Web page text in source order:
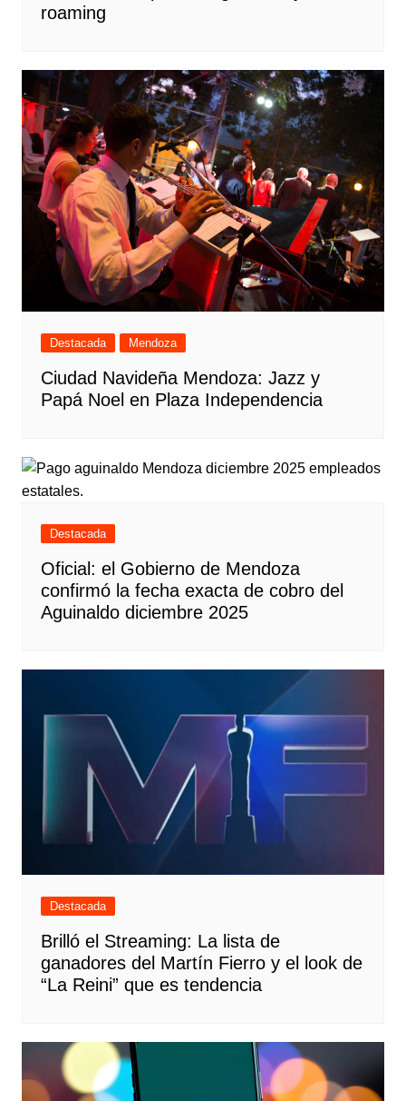
roaming
Destacada Mendoza
Ciudad Navideña Mendoza: Jazz y
Papá Noel en Plaza Independencia
Destacada
Oficial: el Gobierno de Mendoza
confirmó la fecha exacta de cobro del
Aguinaldo diciembre 2025
Destacada
Brilló el Streaming: La lista de
ganadores del Martín Fierro y el look de
“La Reini” que es tendencia